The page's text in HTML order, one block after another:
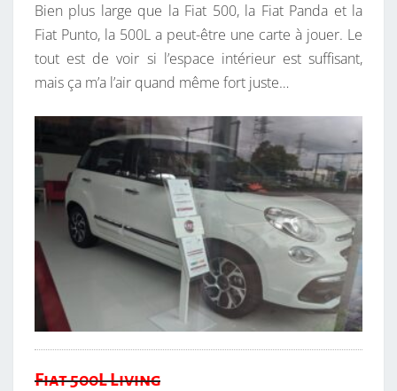
Bien plus large que la Fiat 500, la Fiat Panda et la
Fiat Punto, la 500L a peut-être une carte à jouer. Le
tout est de voir si l’espace intérieur est suffisant,
mais ça m’a l’air quand même fort juste…
Fiat 500L Living